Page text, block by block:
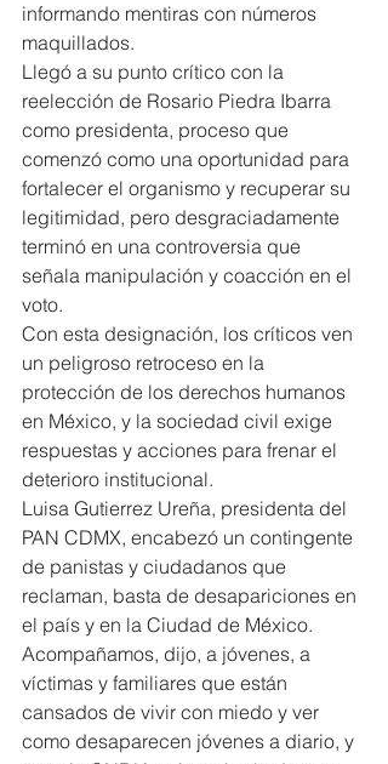
informando mentiras con números
maquillados.
Llegó a su punto crítico con la
reelección de Rosario Piedra Ibarra
como presidenta, proceso que
comenzó como una oportunidad para
fortalecer el organismo y recuperar su
legitimidad, pero desgraciadamente
terminó en una controversia que
señala manipulación y coacción en el
voto.
Con esta designación, los críticos ven
un peligroso retroceso en la
protección de los derechos humanos
en México, y la sociedad civil exige
respuestas y acciones para frenar el
deterioro institucional.
Luisa Gutierrez Ureña, presidenta del
PAN CDMX, encabezó un contingente
de panistas y ciudadanos que
reclaman, basta de desapariciones en
el país y en la Ciudad de México.
Acompañamos, dijo, a jóvenes, a
víctimas y familiares que están
cansados de vivir con miedo y ver
como desaparecen jóvenes a diario, y